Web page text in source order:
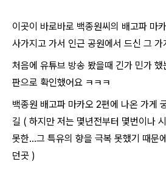
이곳이 바로바로 백종원씨의 배고파 마
사가지고 가서 인근 공원에서 드신 그 가
처음에 유튜브 방송 봤을때 긴가 민가
판으로 확인했어요 ㅋㅋㅋ
백종원 배고파 마카오 2편에 나온 가게
길 ( 하지만 저는 몇년전부터 몇번이나
못한...그 특유의 향을 극복 못했기 때문
던곳 )